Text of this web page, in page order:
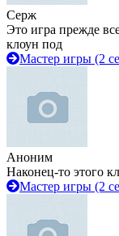
Серж
Это игра прежде
клоун под
Мастер игры (2
Аноним
Наконец-то этого
Мастер игры (2